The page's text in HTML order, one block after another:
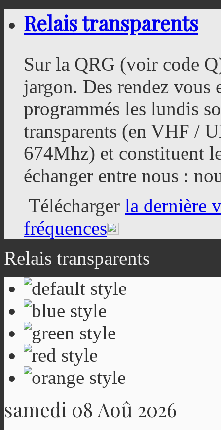
Relais transparents
Sur la QRG (voir code
jargon. Des rendez
programmés les lundis
transparents (en VHF /
674Mhz) et constituent
échanger entre nous :
Télécharger la dernière
fréquences
Relais transparents
samedi 08 Aoû 2026